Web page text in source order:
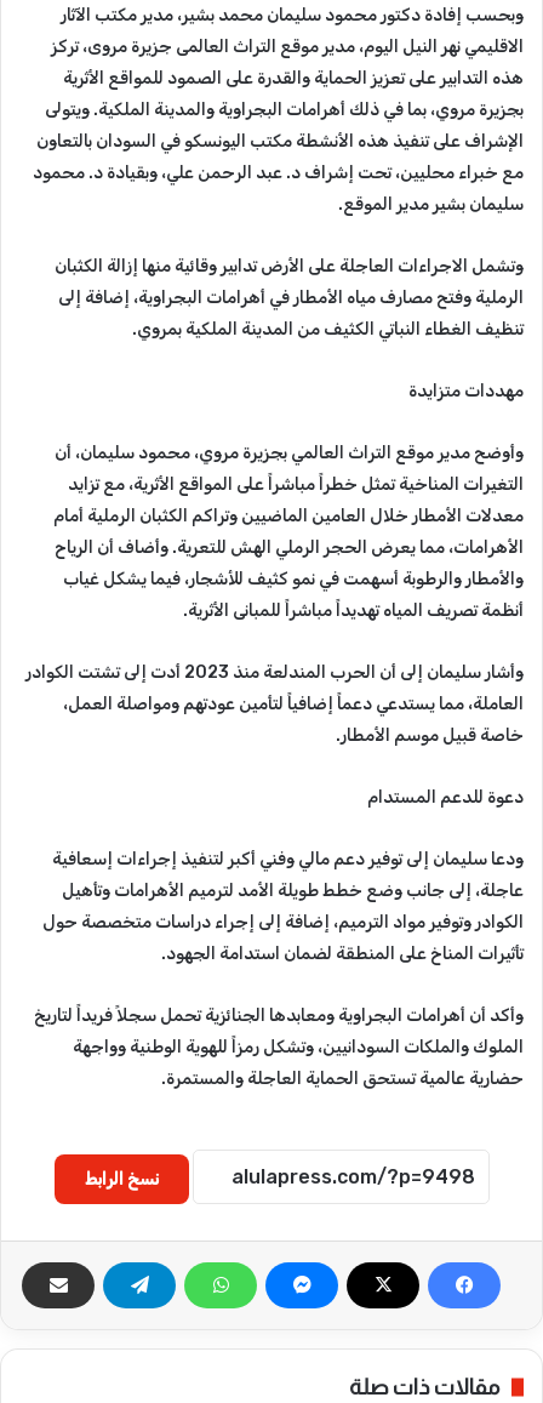
وبحسب إفادة دكتور محمود سليمان محمد بشير، مدير مكتب الآثار
الاقليمي نهر النيل اليوم، مدير موقع التراث العالمى جزيرة مروى، تركز
هذه التدابير على تعزيز الحماية والقدرة على الصمود للمواقع الأثرية
بجزيرة مروي، بما في ذلك أهرامات البجراوية والمدينة الملكية. ويتولى
الإشراف على تنفيذ هذه الأنشطة مكتب اليونسكو في السودان بالتعاون
مع خبراء محليين، تحت إشراف د. عبد الرحمن علي، وبقيادة د. محمود
سليمان بشير مدير الموقع.
وتشمل الاجراءات العاجلة على الأرض تدابير وقائية منها إزالة الكثبان
الرملية وفتح مصارف مياه الأمطار في أهرامات البجراوية، إضافة إلى
تنظيف الغطاء النباتي الكثيف من المدينة الملكية بمروي.
مهددات متزايدة
وأوضح مدير موقع التراث العالمي بجزيرة مروي، محمود سليمان، أن
التغيرات المناخية تمثل خطراً مباشراً على المواقع الأثرية، مع تزايد
معدلات الأمطار خلال العامين الماضيين وتراكم الكثبان الرملية أمام
الأهرامات، مما يعرض الحجر الرملي الهش للتعرية. وأضاف أن الرياح
والأمطار والرطوبة أسهمت في نمو كثيف للأشجار، فيما يشكل غياب
أنظمة تصريف المياه تهديداً مباشراً للمبانى الأثرية.
وأشار سليمان إلى أن الحرب المندلعة منذ 2023 أدت إلى تشتت الكوادر
العاملة، مما يستدعي دعماً إضافياً لتأمين عودتهم ومواصلة العمل،
خاصة قبيل موسم الأمطار.
دعوة للدعم المستدام
ودعا سليمان إلى توفير دعم مالي وفني أكبر لتنفيذ إجراءات إسعافية
عاجلة، إلى جانب وضع خطط طويلة الأمد لترميم الأهرامات وتأهيل
الكوادر وتوفير مواد الترميم، إضافة إلى إجراء دراسات متخصصة حول
تأثيرات المناخ على المنطقة لضمان استدامة الجهود.
وأكد أن أهرامات البجراوية ومعابدها الجنائزية تحمل سجلاً فريداً لتاريخ
الملوك والملكات السودانيين، وتشكل رمزاً للهوية الوطنية وواجهة
حضارية عالمية تستحق الحماية العاجلة والمستمرة.
نسخ الرابط
مقالات ذات صلة